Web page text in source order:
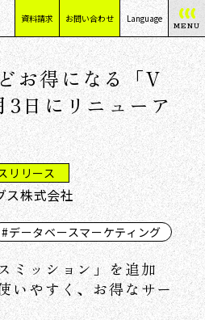
資料請求 お問い合わせ Language
日本語
English
简体中文
繁體中文
MENU
お得になる「V
日にリニューア
リリース
ス株式会社
#データベースマーケティング
ミッション」を追加
いやすく、お得なサー